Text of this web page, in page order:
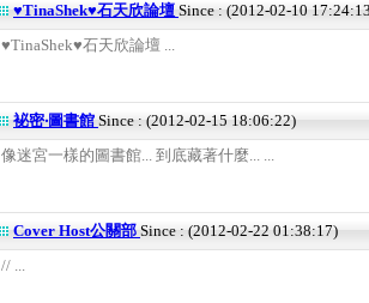
♥TinaShek♥石天欣論壇 Since : (2012-02-10
♥TinaShek♥石天欣論壇 ...
袐密‧圖書館 Since : (2012-02-15 18:06:22)
像迷宮一樣的圖書館... 到底藏著什麼... ...
Cover Host公關部 Since : (2012-02-22 01:38:17)
// ...